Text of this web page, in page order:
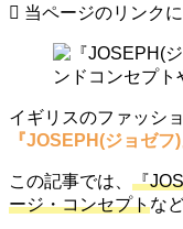
当ページのリンク
イギリスのファッシ
『JOSEPH(ジョゼフ)
この記事では、 『
ージ・コンセプトな